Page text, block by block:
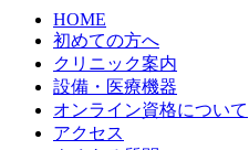
HOME
初めての方へ
クリニック案内
設備・医療機器
オンライン資格について
アクセス